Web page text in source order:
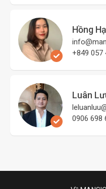
Hồng
+849 057
Luân
0906 698